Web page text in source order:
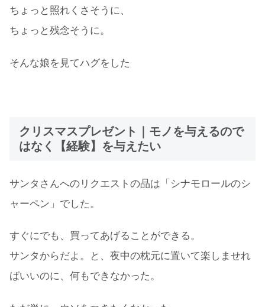
ちょっと照れくさそうに、
ちょっと残念そうに。
そんな娘を見てハグをした
クリスマスプレゼント｜モノを与えるので
はなく【経験】を与えたい
サンタさんへのリクエストの品は「シナモロールのシ
ャーペン」でした。
すぐにでも、買ってあげることができる。
サンタからだよ。と、夜中の枕元に置いて楽しませれ
ばいいのに、何もできなかった。